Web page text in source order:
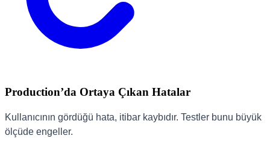
Production’da Ortaya Çıkan Hatalar
Kullanıcının gördüğü hata, itibar kaybıdır. Testler bunu büyük
ölçüde engeller.